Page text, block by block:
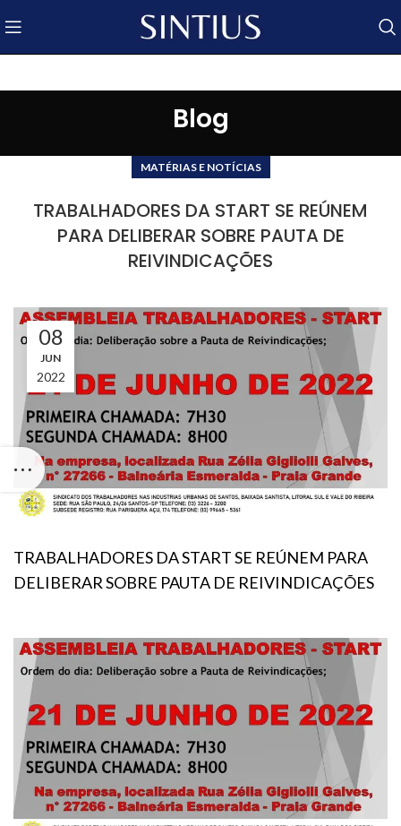
Blog
MATÉRIAS E NOTÍCIAS
TRABALHADORES DA START SE REÚNEM
PARA DELIBERAR SOBRE PAUTA DE
REIVINDICAÇÕES
08
JUN
2022
TRABALHADORES DA START SE REÚNEM PARA
DELIBERAR SOBRE PAUTA DE REIVINDICAÇÕES